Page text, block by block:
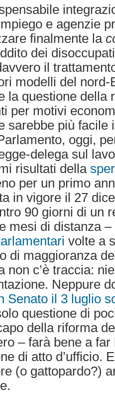
e agenzie
finalmente la
dei
il
modelli del nord-
la questione della
per motivi
sarebbe più facile
oggi,
delega sul
risultati della
per un primo
in vigore il 27
90 giorni di un
mesi di distanza
volte a
di maggioranza
non c’è traccia:
Neppure
Senato il 3 luglio
questione di
della riforma
– farà bene a
di atto d’ufficio.
(o gattopardo?)
.